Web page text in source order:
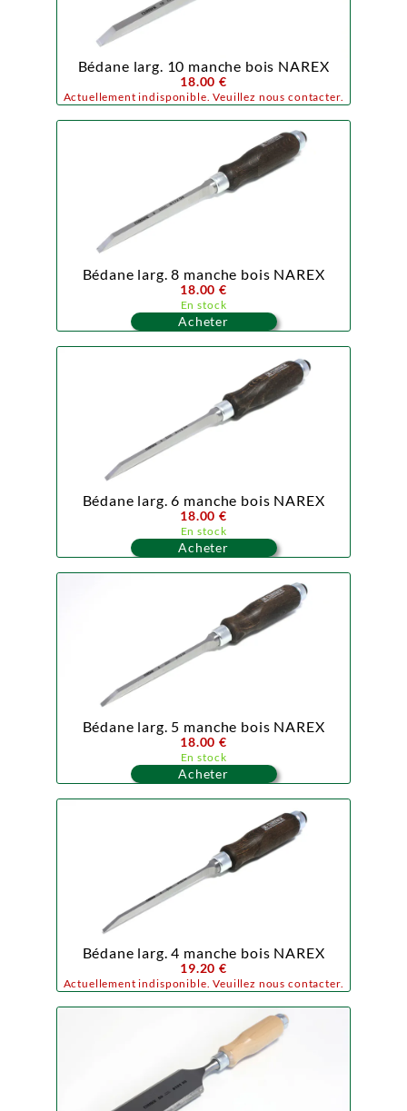
Bédane larg. 10 manche bois NAREX
18.00 €
Actuellement indisponible. Veuillez nous contacter.
Bédane larg. 8 manche bois NAREX
18.00 €
En stock
Acheter
Bédane larg. 6 manche bois NAREX
18.00 €
En stock
Acheter
Bédane larg. 5 manche bois NAREX
18.00 €
En stock
Acheter
Bédane larg. 4 manche bois NAREX
19.20 €
Actuellement indisponible. Veuillez nous contacter.